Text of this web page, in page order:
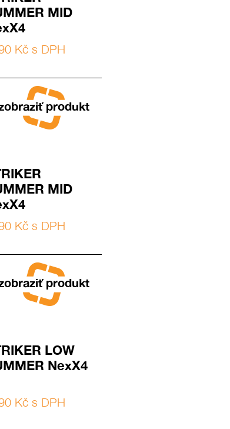
MID
Kč s DPH
produkt
MID
Kč s DPH
produkt
LOW
NexX4
Kč s DPH